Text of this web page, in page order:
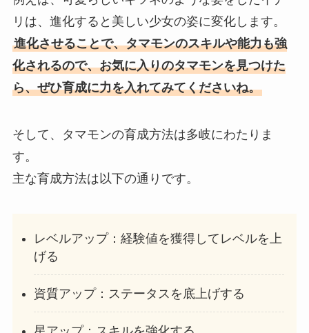
リは、進化すると美しい少女の姿に変化します。
進化させることで、タマモンのスキルや能力も強
化されるので、お気に入りのタマモンを見つけた
ら、ぜひ育成に力を入れてみてくださいね。
そして、タマモンの育成方法は多岐にわたりま
す。
主な育成方法は以下の通りです。
レベルアップ：経験値を獲得してレベルを上
げる
資質アップ：ステータスを底上げする